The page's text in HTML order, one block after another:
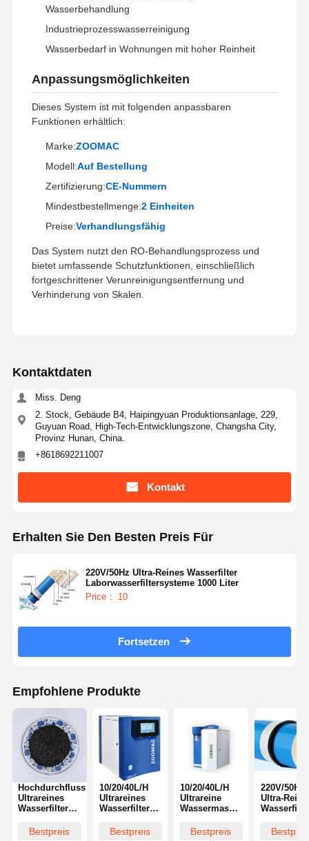
Rechtssache Bitte Um Ein
Labor-Ultrareinwassersystem
Reinstwasser-Maschine
Ultrareinwasserreinigungssystem
Ausrüstung für Ultrareinwasser
Ultrareines Wasserfiltersystem
Industriewasserreinigungssystem
Entionisierte Wasser-Maschine
Wasserbehandlung
Industrieprozesswasserreinigung
Wasserbedarf in Wohnungen mit hoher Reinheit
Anpassungsmöglichkeiten
Dieses System ist mit folgenden anpassbaren
Funktionen erhältlich:
Marke:ZOOMAC
Modell:Auf Bestellung
Zertifizierung:CE-Nummern
Mindestbestellmenge:2 Einheiten
Preise:Verhandlungsfähig
Das System nutzt den RO-Behandlungsprozess und
bietet umfassende Schutzfunktionen, einschließlich
fortgeschrittener Verunreinigungsentfernung und
Verhinderung von Skalen.
Kontaktdaten
Miss. Deng
2. Stock, Gebäude B4, Haipingyuan Produktionsanlage, 229,
Guyuan Road, High-Tech-Entwicklungszone, Changsha City,
Provinz Hunan, China.
+8618692211007
Kontakt
Erhalten Sie Den Besten Preis Für
220V/50Hz Ultra-Reines Wasserfilter
Laborwasserfiltersysteme 1000 Liter
Price： 10
Fortsetzen
Empfohlene Produkte
Hochdurchfluss
Ultrareines
Wasserfiltersystem
Umkehrosmose-
Bestpreis
10/20/40L/H
Ultrareines
Wasserfiltersystem
Biowissenschaften
Bestpreis
10/20/40L/H
Ultrareine
Wassermaschine
Biowissenschaft
Bestpreis
220V/50Hz
Ultra-
1000 Liter